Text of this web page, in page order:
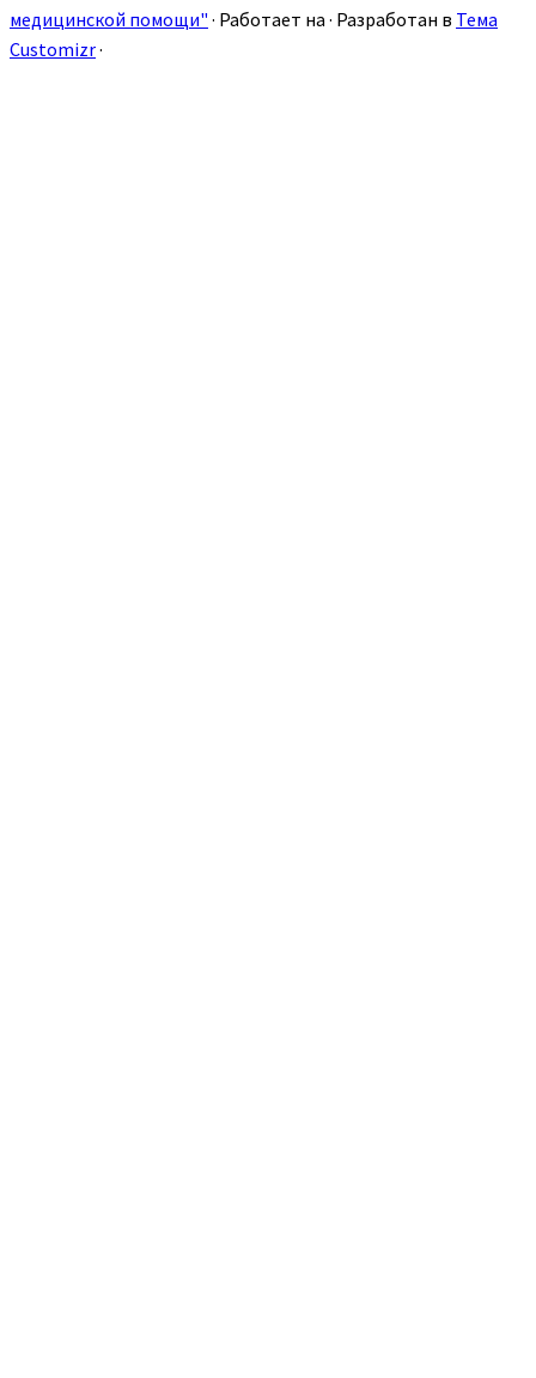
медицинской помощи" · Работает на · Разработан в Тема
Customizr·